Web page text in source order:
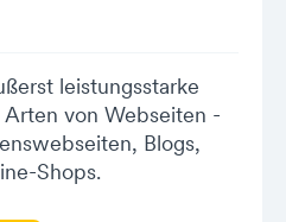
leistungsstarke
von Webseiten -
Blogs,
Shops.